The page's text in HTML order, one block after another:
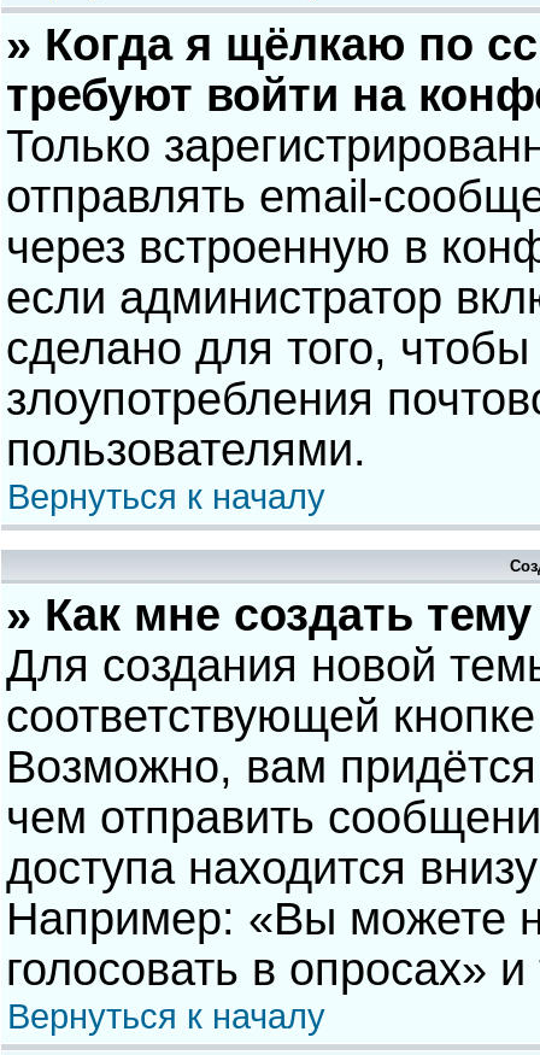
» Когда я щёлкаю по
требуют войти на
Только
отправлять email-
через встроенную в
если администратор
сделано для того, чтобы
злоупотребления
пользователями.
Вернуться к началу
» Как мне создать
Для создания новой
соответствующей
Возможно, вам
чем отправить
доступа находится
Например: «Вы можете
голосовать в опросах» и
Вернуться к началу